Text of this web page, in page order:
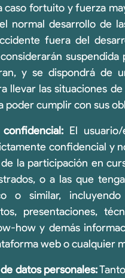
caso fortuito y fuerza
normal desarrollo de
fuera del
y se dispondrá de
llevar las situaciones
poder cumplir con sus
El
confidencial y
la participación en
o a las que
o similar,
presentaciones,
how y demás
web o cualquier
datos personales: